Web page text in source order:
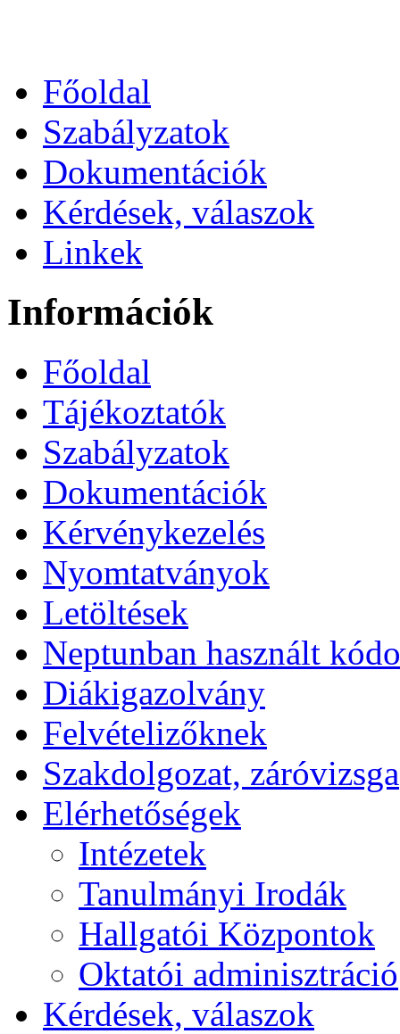
Főoldal
Szabályzatok
Dokumentációk
Kérdések, válaszok
Linkek
Információk
Főoldal
Tájékoztatók
Szabályzatok
Dokumentációk
Kérvénykezelés
Nyomtatványok
Letöltések
Neptunban használt
Diákigazolvány
Felvételizőknek
Szakdolgozat, záróvizsga
Elérhetőségek
Intézetek
Tanulmányi Irodák
Hallgatói Központok
Oktatói adminisztráció
Kérdések, válaszok